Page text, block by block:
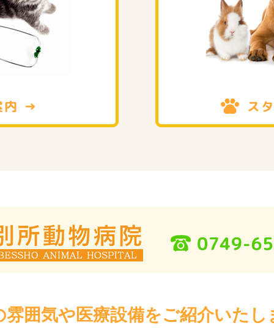
雰囲気や医療設備をご紹介いたし